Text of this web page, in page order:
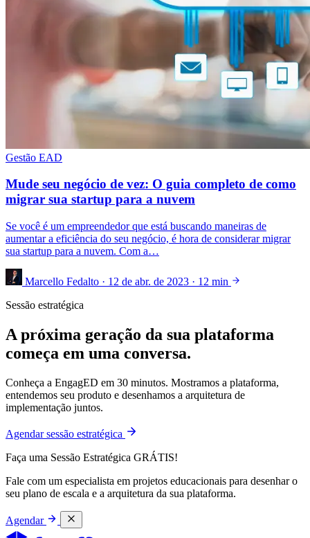
Gestão EAD
Mude seu negócio de vez: O guia completo de como
migrar sua startup para a nuvem
Se você é um empreendedor que está buscando maneiras de
aumentar a eficiência do seu negócio, é hora de considerar migrar
sua startup para a nuvem. Com a…
Marcello Fedalto · 12 de abr. de 2023 · 12 min
Sessão estratégica
A próxima geração da sua plataforma
começa em uma conversa.
Conheça a EngagED em 30 minutos. Mostramos a plataforma,
entendemos seu produto e desenhamos a arquitetura de
implementação juntos.
Agendar sessão estratégica
Faça uma Sessão Estratégica GRÁTIS!
Fale com um especialista em projetos educacionais para desenhar o
seu plano de escala e a arquitetura da sua plataforma.
Agendar